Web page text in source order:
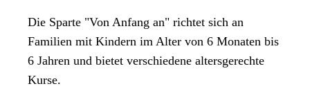
Die Sparte "Von Anfang an" richtet sich an
Familien mit Kindern im Alter von 6 Monaten bis
6 Jahren und bietet verschiedene altersgerechte
Kurse.